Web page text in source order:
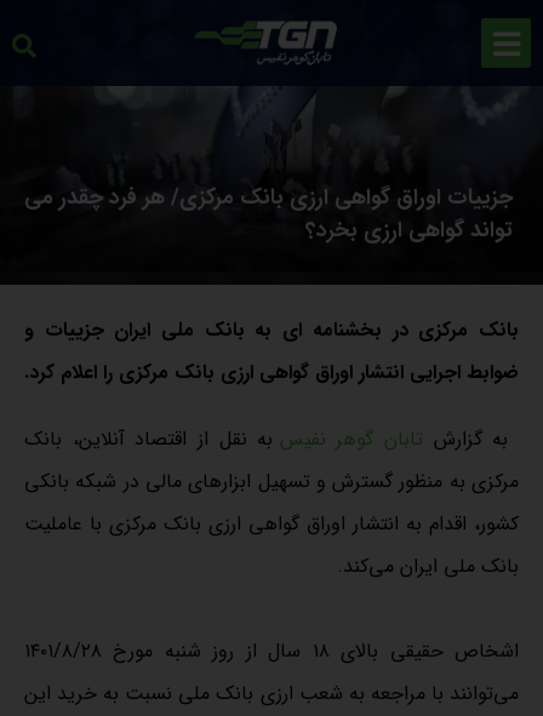
جزییات اوراق گواهی ارزی بانک مرکزی/ هر فرد چقدر می
تواند گواهی ارزی بخرد؟
بانک مرکزی در بخشنامه ای به بانک ملی ایران جزییات و
ضوابط اجرایی انتشار اوراق گواهی ارزی بانک مرکزی را اعلام کرد.
به گزارش تابان گوهر نفیس به نقل از اقتصاد آنلاین، بانک
مرکزی به منظور گسترش و تسهیل ابزارهای مالی در شبکه بانکی
کشور، اقدام به انتشار اوراق گواهی ارزی بانک مرکزی با عاملیت
بانک ملی ایران می‌کند.
اشخاص حقیقی بالای ۱۸ سال از روز شنبه مورخ ۱۴۰۱/۸/۲۸
می‌توانند با مراجعه به شعب ارزی بانک ملی نسبت به خرید این